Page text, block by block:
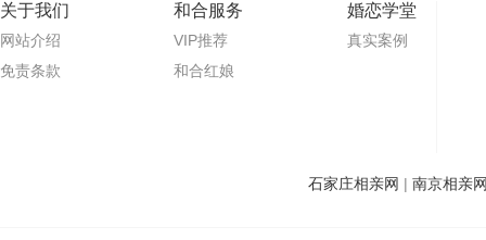
关于我们
网站介绍
免责条款
和合服务
VIP推荐
和合红娘
婚恋学堂
真实案例
石家庄相亲网 | 南京相亲